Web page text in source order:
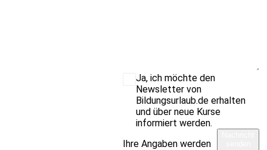
Ja, ich möchte den
Newsletter von
Bildungsurlaub.de erhalten
und über neue Kurse
informiert werden.
Ihre Angaben werden